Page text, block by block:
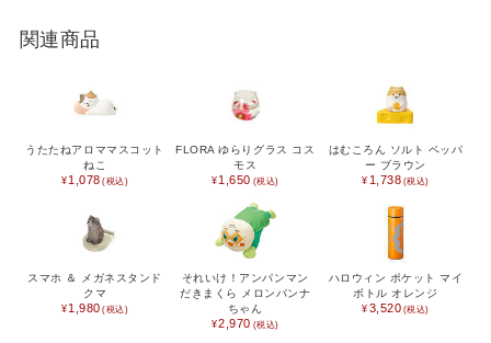
新築内祝い
記念品 快気祝い
おもたせ
出産祝い 入園祝い
関連商品
うたたねアロママスコット
ねこ
1,078
FLORA ゆらりグラス コス
モス
1,650
はむころん ソルト ペッパ
ー ブラウン
1,738
スマホ ＆ メガネスタンド
クマ
1,980
それいけ！アンパンマン
だきまくら メロンパンナ
ちゃん
2,970
ハロウィン ポケット マイ
ボトル オレンジ
3,520